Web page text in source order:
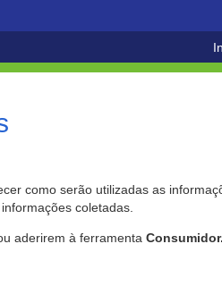
como serão utilizadas as
coletadas.
aderirem à ferramenta